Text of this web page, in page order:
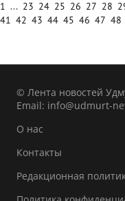
1 ... 23 24 25 26 27 28
41 42 43 44 45 46 47 48
© Лента новостей
Email: info@udmurt-
О нас
Контакты
Редакционная